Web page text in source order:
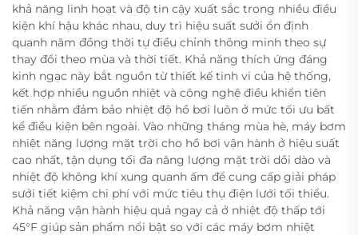
khả năng linh hoạt và độ tin cậy xuất sắc trong nhiều điều
kiện khí hậu khác nhau, duy trì hiệu suất sưởi ổn định
quanh năm đồng thời tự điều chỉnh thông minh theo sự
thay đổi theo mùa và thời tiết. Khả năng thích ứng đáng
kinh ngạc này bắt nguồn từ thiết kế tinh vi của hệ thống,
kết hợp nhiều nguồn nhiệt và công nghệ điều khiển tiên
tiến nhằm đảm bảo nhiệt độ hồ bơi luôn ở mức tối ưu bất
kể điều kiện bên ngoài. Vào những tháng mùa hè, máy bơm
nhiệt năng lượng mặt trời cho hồ bơi vận hành ở hiệu suất
cao nhất, tận dụng tối đa năng lượng mặt trời dồi dào và
nhiệt độ không khí xung quanh ấm để cung cấp giải pháp
sưởi tiết kiệm chi phí với mức tiêu thụ điện lưới tối thiểu.
Khả năng vận hành hiệu quả ngay cả ở nhiệt độ thấp tới
45°F giúp sản phẩm nổi bật so với các máy bơm nhiệt